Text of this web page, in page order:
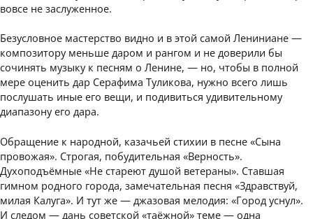
вовсе не заслуженное.
Безусловное мастерство видно и в этой самой Лениниане —
композитору меньше даром и рангом и не доверили бы
сочинять музыку к песням о Ленине, — но, чтобы в полной
мере оценить дар Серафима Туликова, нужно всего лишь
послушать иные его вещи, и подивиться удивительному
диапазону его дара.
Обращение к народной, казачьей стихии в песне «Сына
провожая». Строгая, побудительная «Верность».
Духоподъёмные «Не стареют душой ветераны». Ставшая
гимном родного города, замечательная песня «Здравствуй,
милая Калуга». И тут же — джазовая мелодия: «Город уснул».
И следом — дань советской «таёжной» теме — одна